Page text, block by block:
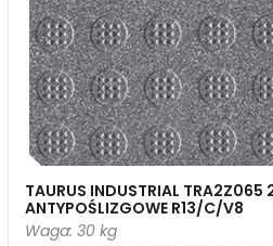
TAURUS INDUSTRIAL TRA2Z065
ANTYPOŚLIZGOWE R13/C/V8
Waga: 30 kg